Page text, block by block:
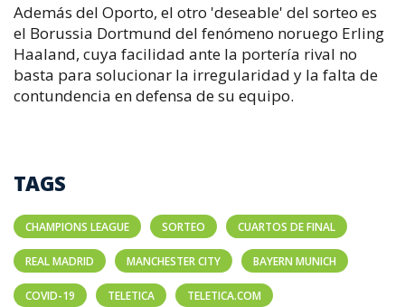
Además del Oporto, el otro 'deseable' del sorteo es
el Borussia Dortmund del fenómeno noruego Erling
Haaland, cuya facilidad ante la portería rival no
basta para solucionar la irregularidad y la falta de
contundencia en defensa de su equipo.
TAGS
CHAMPIONS LEAGUE SORTEO CUARTOS DE FINAL
REAL MADRID MANCHESTER CITY BAYERN MUNICH
COVID-19 TELETICA TELETICA.COM